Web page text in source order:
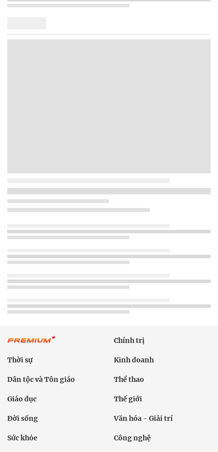
Chính trị
Thời sự Kinh doanh
Dân tộc và Tôn giáo Thể thao
Giáo dục Thế giới
Đời sống Văn hóa - Giải trí
Sức khỏe Công nghệ